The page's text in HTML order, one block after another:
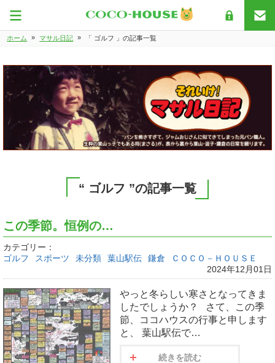
ホーム » マサル日記 » 「 ゴルフ 」の記事一覧
“ ゴルフ ”の記事一覧
この季節。恒例の…
カテゴリー：
ゴルフ
スポーツ 未分類 葉山駅伝 鎌倉
ＣＯＣＯ－ＨＯＵＳＥ
2024年12月01日
やっと冬らしい寒さとなってきま
したでしょうか？ さて、この季
節、ココハウスの行事と申します
と、 葉山駅伝で…
続きを読む